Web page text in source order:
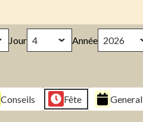
Jour Année
Conseils Fête General